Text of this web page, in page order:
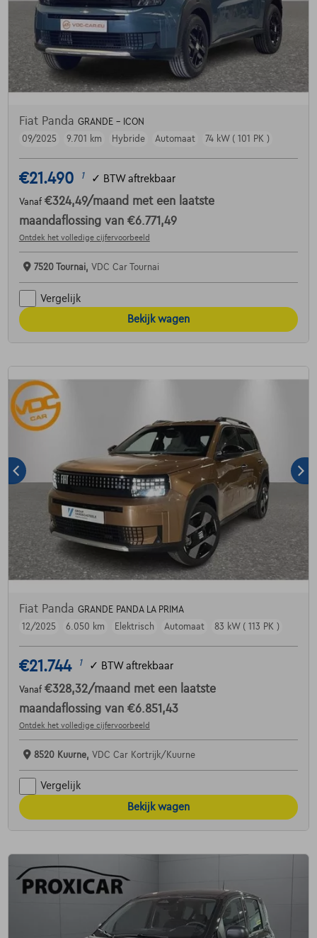
Fiat Panda GRANDE - ICON
09/2025
9.701 km Hybride Automaat 74 kW ( 101 PK )
€21.490 1 ✓ BTW aftrekbaar
Vanaf €324,49/maand met een laatste
maandaflossing van €6.771,49
Ontdek het volledige cijfervoorbeeld
7520 Tournai, VDC Car Tournai
Vergelijk
Bekijk wagen
Fiat Panda GRANDE PANDA LA PRIMA
12/2025
6.050 km Elektrisch Automaat 83 kW ( 113 PK )
€21.744 1 ✓ BTW aftrekbaar
Vanaf €328,32/maand met een laatste
maandaflossing van €6.851,43
Ontdek het volledige cijfervoorbeeld
8520 Kuurne, VDC Car Kortrijk/Kuurne
Vergelijk
Bekijk wagen